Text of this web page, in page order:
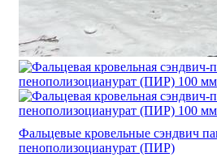
Фальцевые кровельные сэндвич
пенополизоцианурат (ПИР)